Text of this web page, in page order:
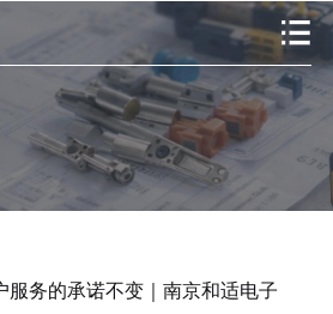
服务的承诺不变｜南京和适电子